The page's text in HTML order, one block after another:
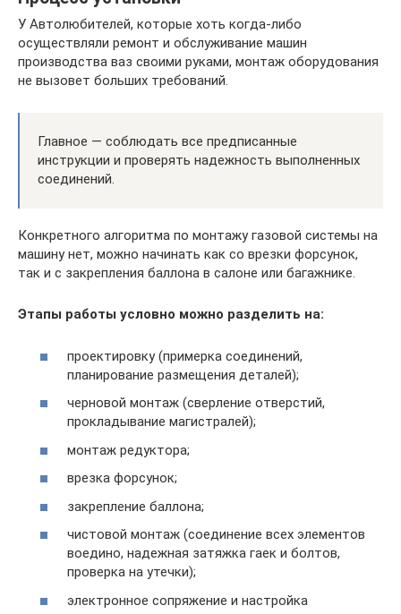
У Автолюбителей, которые хоть когда-либо
осуществляли ремонт и обслуживание машин
производства ваз своими руками, монтаж оборудования
не вызовет больших требований.
Главное — соблюдать все предписанные
инструкции и проверять надежность выполненных
соединений.
Конкретного алгоритма по монтажу газовой системы на
машину нет, можно начинать как со врезки форсунок,
так и с закрепления баллона в салоне или багажнике.
Этапы работы условно можно разделить на:
проектировку (примерка соединений,
планирование размещения деталей);
черновой монтаж (сверление отверстий,
прокладывание магистралей);
монтаж редуктора;
врезка форсунок;
закрепление баллона;
чистовой монтаж (соединение всех элементов
воедино, надежная затяжка гаек и болтов,
проверка на утечки);
электронное сопряжение и настройка